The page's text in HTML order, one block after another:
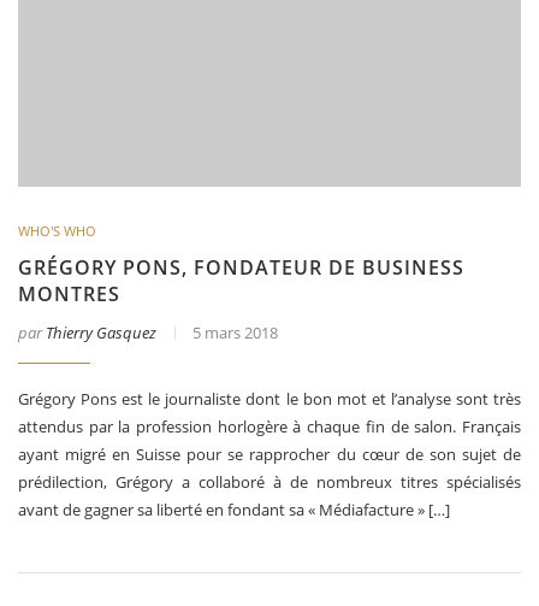
WHO'S WHO
GRÉGORY PONS, FONDATEUR DE BUSINESS
MONTRES
parThierry Gasquez 5 mars 2018
Grégory Pons est le journaliste dont le bon mot et l’analyse sont très
attendus par la profession horlogère à chaque fin de salon. Français
ayant migré en Suisse pour se rapprocher du cœur de son sujet de
prédilection, Grégory a collaboré à de nombreux titres spécialisés
avant de gagner sa liberté en fondant sa « Médiafacture » […]